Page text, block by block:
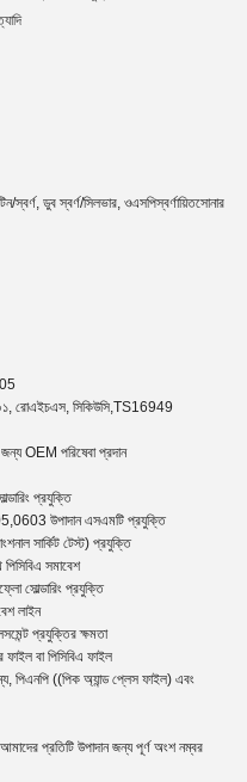
/স্বর্ণ, ডুব স্বর্ণ/সিলভার, ওএসপিস্বর্ণায়িতসোনার
সিকিউসি ,TS16949
জন্য OEM পরিষেবা প্রদান
প্রযুক্তি
উপাদান এসএমটি প্রযুক্তি
সার্কিট টেস্ট) প্রযুক্তি
সমাবেশ
সোল্ডারিং প্রযুক্তি
লাইন
প্রযুক্তির ক্ষমতা
ফাইল বা পিসিবিএ ফাইল
পিএনপি ((পিক অ্যান্ড প্লেস ফাইল) এবং
প্রতিটি উপাদান জন্য পূর্ণ অংশ নম্বর